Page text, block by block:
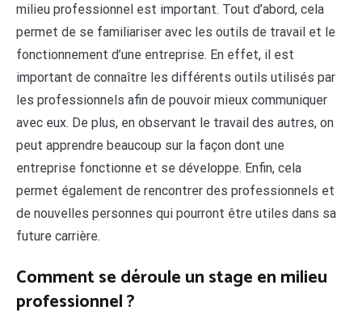
milieu professionnel est important. Tout d’abord, cela
permet de se familiariser avec les outils de travail et le
fonctionnement d’une entreprise. En effet, il est
important de connaître les différents outils utilisés par
les professionnels afin de pouvoir mieux communiquer
avec eux. De plus, en observant le travail des autres, on
peut apprendre beaucoup sur la façon dont une
entreprise fonctionne et se développe. Enfin, cela
permet également de rencontrer des professionnels et
de nouvelles personnes qui pourront être utiles dans sa
future carrière.
Comment se déroule un stage en milieu
professionnel ?